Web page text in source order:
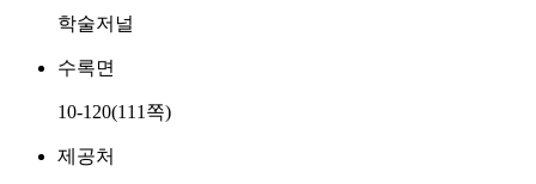
학술저널
수록면
10-120(111쪽)
제공처